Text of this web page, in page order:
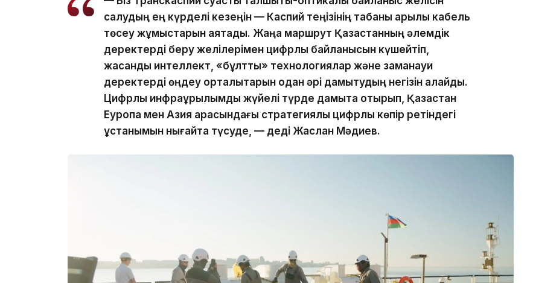
салудың ең күрделі кезеңін — Каспий теңізінің табаны арқылы кабель
төсеу жұмыстарын аяқтадық. Жаңа маршрут Қазақстанның әлемдік
деректерді беру желілерімен цифрлық байланысын күшейтіп,
жасанды интеллект, «бұлтты» технологиялар және заманауи
деректерді өңдеу орталықтарын одан әрі дамытудың негізін қалайды.
Цифрлық инфрақұрылымды жүйелі түрде дамыта отырып, Қазақстан
Еуропа мен Азия арасындағы стратегиялық цифрлық көпір ретіндегі
ұстанымын нығайта түсуде, — деді Жаслан Мәдиев.